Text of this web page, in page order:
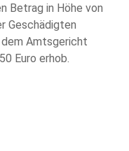
Betrag in Höhe von
Geschädigten
Amtsgericht
Euro erhob.